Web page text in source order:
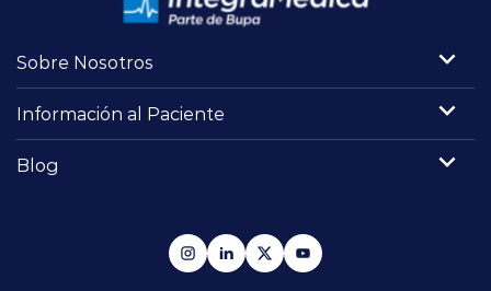
modo claro
Sobre Nosotros
Información al Paciente
Blog